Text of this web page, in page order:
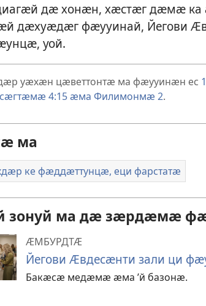
дӕ хонӕн, хӕстӕг дӕмӕ ка
дӕхуӕдӕг фӕууинай, Йегови
уой.
уӕхӕн цӕветтонтӕ ма фӕууинӕн ес
4:15 ӕма Филимонмӕ 2.
ма
ке фӕддӕттунцӕ, еци фарстатӕ
зонуй ма дӕ зӕрдӕмӕ
ӔМБУРДТӔ
Йегови Ӕвдесӕнти зали ци
Бакӕсӕ медӕмӕ ӕма ’й базонӕ.